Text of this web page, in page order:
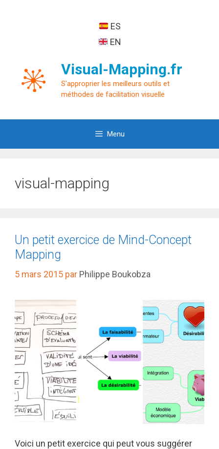
ES
EN
Visual-Mapping.fr
S'approprier les meilleurs outils et
méthodes de facilitation visuelle
Menu
visual-mapping
Un petit exercice de Mind-Concept
Mapping
5 mars 2015 par Philippe Boukobza
Voici un petit exercice qui peut vous suggérer